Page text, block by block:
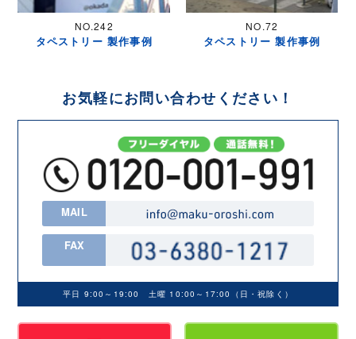
NO.242
タペストリー 製作事例
NO.72
タペストリー 製作事例
お気軽にお問い合わせください！
MAIL
FAX
平日 9:00～19:00 土曜 10:00～17:00（日・祝除く）